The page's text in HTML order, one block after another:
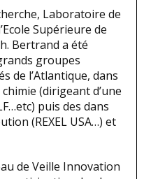
Laboratoire de
Supérieure de
Bertrand a été
groupes
de l’Atlantique, dans
(dirigeant d’une
puis des dans
(REXEL USA…) et
de Veille Innovation